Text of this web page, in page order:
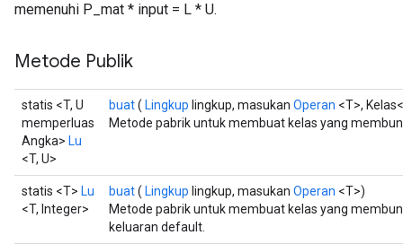
memenuhi P_mat * input = L * U.
Metode Publik
statis <T, U
memperluas
Angka> Lu
<T, U>
buat( Lingkup lingkup, masukan Operan <T>,
Metode pabrik untuk membuat kelas yang
statis <T> Lu
<T, Integer>
buat( Lingkup lingkup, masukan Operan <T>)
Metode pabrik untuk membuat kelas yang
keluaran default.